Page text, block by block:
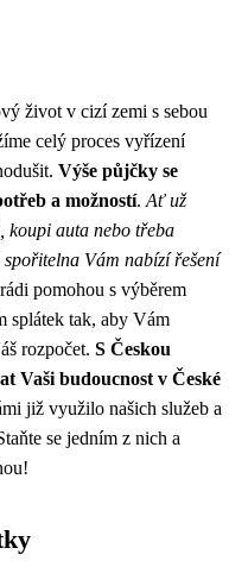
život v cizí zemi s sebou
celý proces vyřízení
Výše půjčky se
a možností. Ať už
koupi auta nebo třeba
Vám nabízí řešení
pomohou s výběrem
splátek tak, aby Vám
rozpočet. S Českou
Vaši budoucnost v České
již využilo našich služeb a
se jedním z nich a